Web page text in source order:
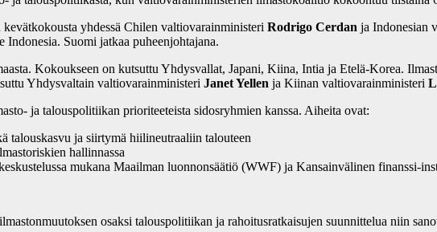
yhdessä Chilen valtiovarainministeri Rodrigo Cerdan ja Indonesian
Suomi jatkaa puheenjohtajana.
Kokoukseen on kutsuttu Yhdysvallat, Japani, Kiina, Intia ja Etelä-Korea.
Yhdysvaltain valtiovarainministeri Janet Yellen ja Kiinan valtiovarainministeri
ja talouspolitiikan prioriteeteista sidosryhmien kanssa. Aiheita ovat:
talouskasvu ja siirtymä hiilineutraaliin talouteen
hallinnassa
mukana Maailman luonnonsäätiö (WWF) ja Kansainvälinen finanssi-
osaksi talouspolitiikan ja rahoitusratkaisujen suunnittelua niin